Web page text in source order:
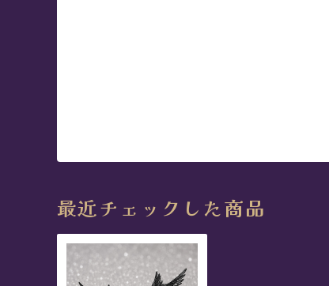
最近チェックした商品